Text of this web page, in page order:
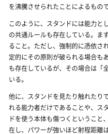
を沸騰させられたことによるもの
このように、スタンドには能力と
の共通ルールも存在している。ま
ること。ただし、強制的に憑依さ
定的にその原則が破られる場合も
も存在しているが、その場合は「
いる。
他に、スタンドを見たり触れたり
れる能力者だけであることや、ス
ドを使う本体も傷つくということ
在し、パワーが強いほど射程距離